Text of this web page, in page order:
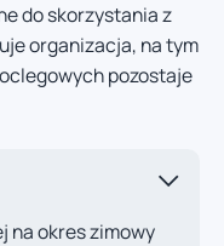
do skorzystania z
organizacja, na tym
pozostaje
na okres zimowy